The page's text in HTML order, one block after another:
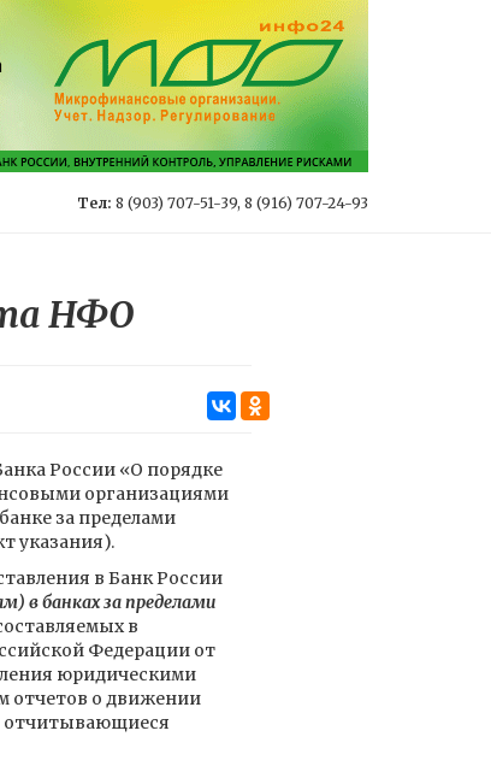
Тел: 8 (903) 707-51-39, 8 (916) 707-24-93
НФО
России «О порядке
организациями
за пределами
указания).
в Банк России
в банках за пределами
в
Федерации от
юридическими
отчетов о движении
отчитывающиеся